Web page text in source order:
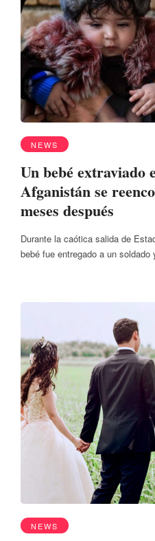
NEWS
Un bebé extraviado
Afganistán se
meses después
Durante la caótica salida de
bebé fue entregado a un
NEWS